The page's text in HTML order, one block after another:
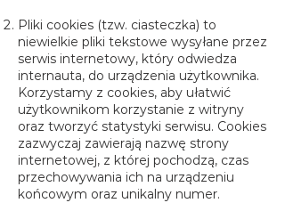
Pliki cookies (tzw. ciasteczka) to
niewielkie pliki tekstowe wysyłane przez
serwis internetowy, który odwiedza
internauta, do urządzenia użytkownika.
Korzystamy z cookies, aby ułatwić
użytkownikom korzystanie z witryny
oraz tworzyć statystyki serwisu. Cookies
zazwyczaj zawierają nazwę strony
internetowej, z której pochodzą, czas
przechowywania ich na urządzeniu
końcowym oraz unikalny numer.